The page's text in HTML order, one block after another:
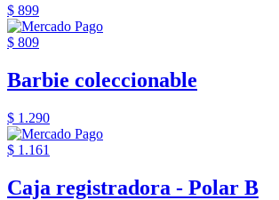
$ 899
$ 809
Barbie coleccionable
$ 1.290
$ 1.161
Caja registradora - Polar B